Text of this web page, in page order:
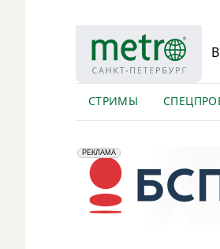
СТРИМЫ
erid: 2VfnxyFybV5
РЕКЛАМА
ПАО "Банк "Санкт-Петербург",